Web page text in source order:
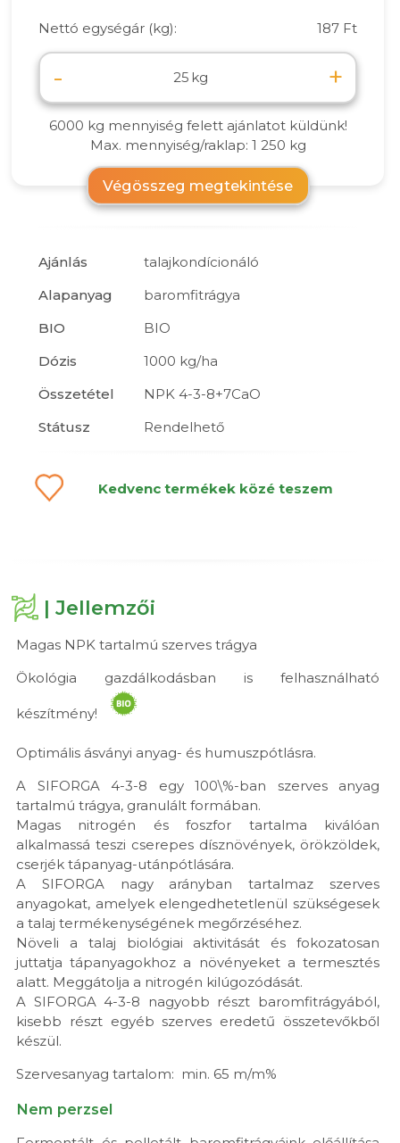
Nettó egységár (kg): 187 Ft
- kg +
6000 kg mennyiség felett ajánlatot küldünk!
Max. mennyiség/raklap: 1 250 kg
Végösszeg megtekintése
Ajánlás
talajkondícionáló
Alapanyag
baromfitrágya
BIO
BIO
Dózis
1000 kg/ha
Összetétel
NPK 4-3-8+7CaO
Státusz
Rendelhető
Kedvenc termékek közé teszem
| Jellemzői
Magas NPK tartalmú szerves trágya
Ökológia gazdálkodásban is felhasználható
készítmény!
Optimális ásványi anyag- és humuszpótlásra.
A SIFORGA 4-3-8 egy 100\%-ban szerves anyag
tartalmú trágya, granulált formában.
Magas nitrogén és foszfor tartalma kiválóan
alkalmassá teszi cserepes dísznövények, örökzöldek,
cserjék tápanyag-utánpótlására.
A SIFORGA nagy arányban tartalmaz szerves
anyagokat, amelyek elengedhetetlenül szükségesek
a talaj termékenységének megőrzéséhez.
Növeli a talaj biológiai aktivitását és fokozatosan
juttatja tápanyagokhoz a növényeket a termesztés
alatt. Meggátolja a nitrogén kilúgozódását.
A SIFORGA 4-3-8 nagyobb részt baromfitrágyából,
kisebb részt egyéb szerves eredetű összetevőkből
készül.
Szervesanyag tartalom: min. 65 m/m%
Nem perzsel